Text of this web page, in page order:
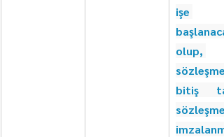
işe
olup,
bitiş